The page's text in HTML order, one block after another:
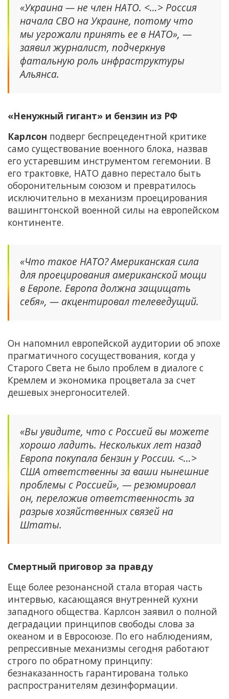
«Украина — не член НАТО. <…> Россия
начала СВО на Украине, потому что
мы угрожали принять ее в НАТО», —
заявил журналист, подчеркнув
фатальную роль инфраструктуры
Альянса.
«Ненужный гигант» и бензин из РФ
Карлсон подверг беспрецедентной критике
само существование военного блока, назвав
его устаревшим инструментом гегемонии. В
его трактовке, НАТО давно перестало быть
оборонительным союзом и превратилось
исключительно в механизм проецирования
вашингтонской военной силы на европейском
континенте.
«Что такое НАТО? Американская сила
для проецирования американской мощи
в Европе. Европа должна защищать
себя», — акцентировал телеведущий.
Он напомнил европейской аудитории об эпохе
прагматичного сосуществования, когда у
Старого Света не было проблем в диалоге с
Кремлем и экономика процветала за счет
дешевых энергоносителей.
«Вы увидите, что с Россией вы можете
хорошо ладить. Нескольких лет назад
Европа покупала бензин у России. <…>
США ответственны за ваши нынешние
проблемы с Россией», — резюмировал
он, переложив ответственность за
разрыв хозяйственных связей на
Штаты.
Смертный приговор за правду
Еще более резонансной стала вторая часть
интервью, касающаяся внутренней кухни
западного общества. Карлсон заявил о полной
деградации принципов свободы слова за
океаном и в Евросоюзе. По его наблюдениям,
репрессивные механизмы сегодня работают
строго по обратному принципу:
безнаказанность гарантирована только
распространителям дезинформации.